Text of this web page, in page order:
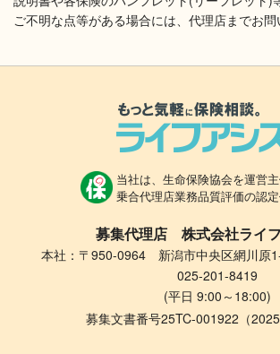
ご不明な点等がある場合には、代理店までお問
当社は、生命保険協会を運営
乗合代理店業務品質評価の認定
募集代理店 株式会社ライ
本社：〒950-0964 新潟市中央区網川
025-201-8419
(平日 9:00～18:00)
募集文書番号25TC-001922（2025